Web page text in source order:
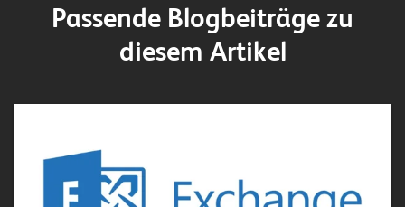
Passende Blogbeiträge zu
diesem Artikel